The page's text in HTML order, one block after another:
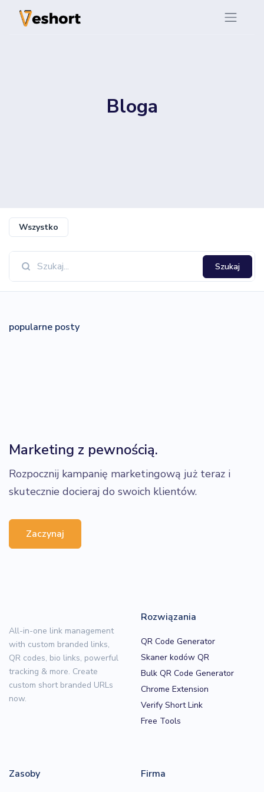
Bloga
Wszystko
Szukaj
popularne posty
Marketing z pewnością.
Rozpocznij kampanię marketingową już teraz i
skutecznie docieraj do swoich klientów.
Zaczynaj
All-in-one link management
with custom branded links,
QR codes, bio links, powerful
tracking & more. Create
custom short branded URLs
now.
Rozwiązania
QR Code Generator
Skaner kodów QR
Bulk QR Code Generator
Chrome Extension
Verify Short Link
Free Tools
Zasoby Firma